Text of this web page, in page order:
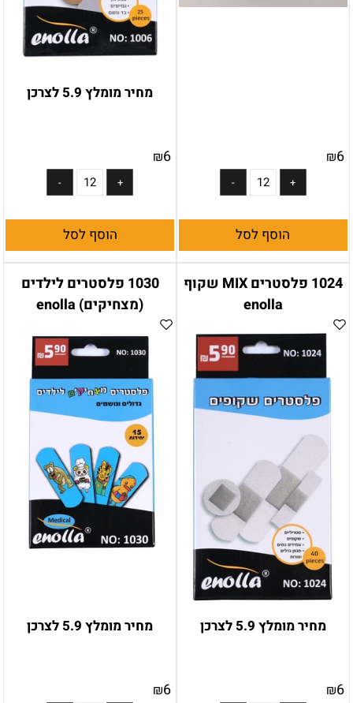
₪6
הוסף לסל
מחיר מומלץ 5.9 לצרכן
₪6
הוסף לסל
1024 פלסטרים MIX שקוף
enolla
מחיר מומלץ 5.9 לצרכן
₪6
1030 פלסטרים לילדים
(מצחיקים) enolla
מחיר מומלץ 5.9 לצרכן
₪6